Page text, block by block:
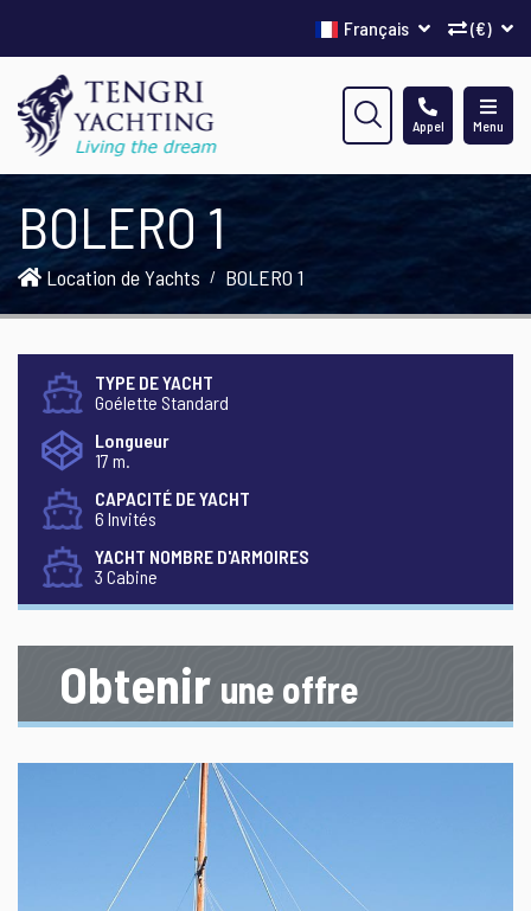
(€)
Français
Menu
Appel
BOLERO 1
Location de Yachts BOLERO 1
TYPE DE YACHT
Goélette Standard
Longueur
17 m.
CAPACITÉ DE YACHT
6 Invités
YACHT NOMBRE D'ARMOIRES
3 Cabine
Obtenir une offre